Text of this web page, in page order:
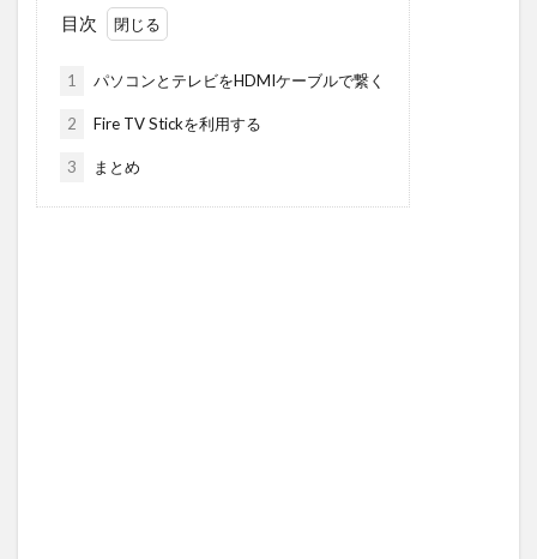
目次
1 パソコンとテレビをHDMIケーブルで繋く
2 Fire TV Stickを利用する
3 まとめ